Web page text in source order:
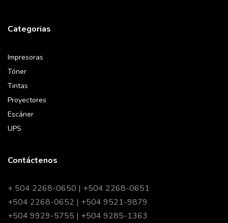
Categorias
Impresoras
Tóner
Tintas
Proyectores
Escáner
UPS
Contáctenos
+ 504 2268-0650 | +504 2268-0651
+504 2268-0652 | +504 9521-9879
+504 9929-5755 | +504 9285-1363